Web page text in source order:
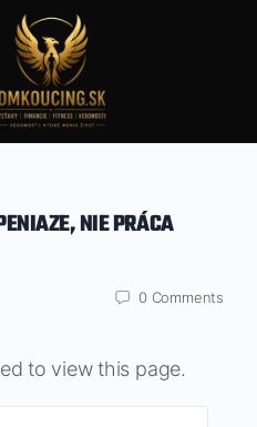
NIE PRÁCA
0 Comments
to view this page.